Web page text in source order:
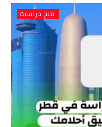
منح دراسية